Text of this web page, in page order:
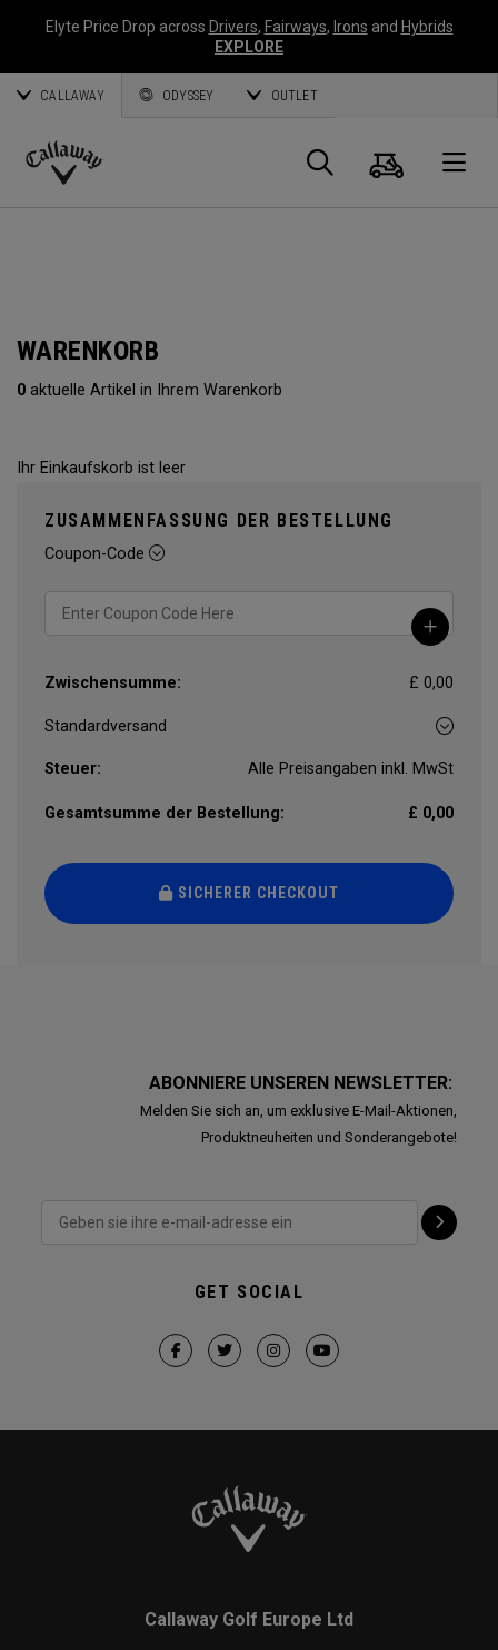
Elyte Price Drop across Drivers, Fairways, Irons and Hybrids
EXPLORE
CALLAWAY ODYSSEY OUTLET
Callaway
Suche
WARENKORB
0 aktuelle Artikel in Ihrem Warenkorb
Ihr Einkaufskorb ist leer
ZUSAMMENFASSUNG DER BESTELLUNG
Coupon-Code
Zwischensumme: £ 0,00
Steuer: Alle Preisangaben inkl. MwSt
Gesamtsumme der Bestellung: £ 0,00
SICHERER CHECKOUT
ABONNIERE UNSEREN NEWSLETTER:
Melden Sie sich an, um exklusive E-Mail-Aktionen,
Produktneuheiten und Sonderangebote!
GET SOCIAL
Callaway Golf Europe Ltd